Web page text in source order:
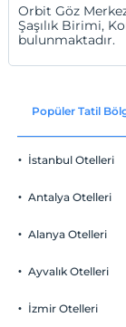
Orbit Göz
Şaşılık Birimi,
bulunmaktadır.
Popüler Tatil
İstanbul Otelleri
Antalya Otelleri
Alanya Otelleri
Ayvalık Otelleri
İzmir Otelleri